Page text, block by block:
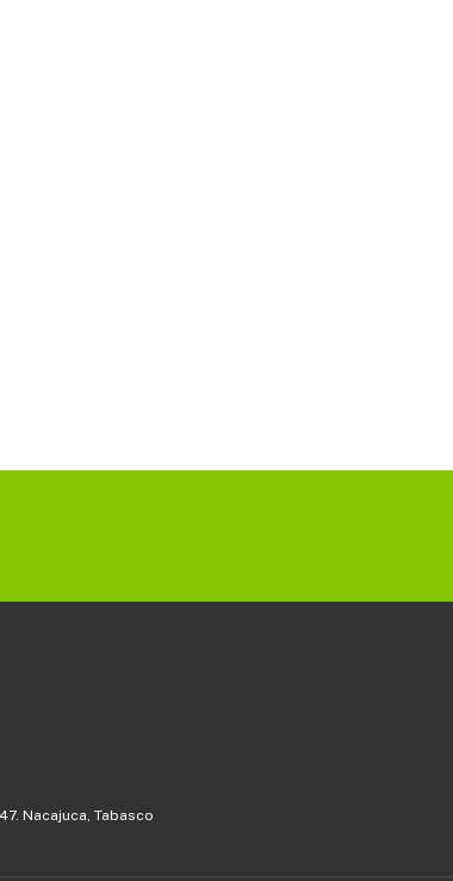
Nacajuca, Tabasco